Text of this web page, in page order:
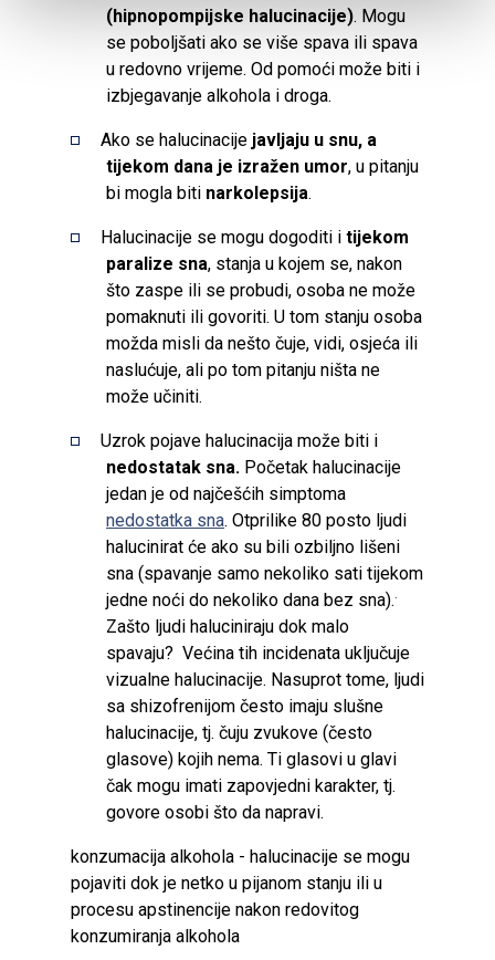
(hipnopompijske halucinacije). Mogu
se poboljšati ako se više spava ili spava
u redovno vrijeme. Od pomoći može biti i
izbjegavanje alkohola i droga.
Ako se halucinacije javljaju u snu, a
tijekom dana je izražen umor, u pitanju
bi mogla biti narkolepsija.
Halucinacije se mogu dogoditi i tijekom
paralize sna, stanja u kojem se, nakon
što zaspe ili se probudi, osoba ne može
pomaknuti ili govoriti. U tom stanju osoba
možda misli da nešto čuje, vidi, osjeća ili
naslućuje, ali po tom pitanju ništa ne
može učiniti.
Uzrok pojave halucinacija može biti i
nedostatak sna. Početak halucinacije
jedan je od najčešćih simptoma
nedostatka sna. Otprilike 80 posto ljudi
halucinirat će ako su bili ozbiljno lišeni
sna (spavanje samo nekoliko sati tijekom
jedne noći do nekoliko dana bez sna)..
Zašto ljudi haluciniraju dok malo
spavaju? Većina tih incidenata uključuje
vizualne halucinacije. Nasuprot tome, ljudi
sa shizofrenijom često imaju slušne
halucinacije, tj. čuju zvukove (često
glasove) kojih nema. Ti glasovi u glavi
čak mogu imati zapovjedni karakter, tj.
govore osobi što da napravi.
konzumacija alkohola - halucinacije se mogu
pojaviti dok je netko u pijanom stanju ili u
procesu apstinencije nakon redovitog
konzumiranja alkohola